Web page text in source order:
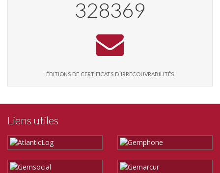
344106
éditions de certificats d'irrecouvrabilités
Liens utiles